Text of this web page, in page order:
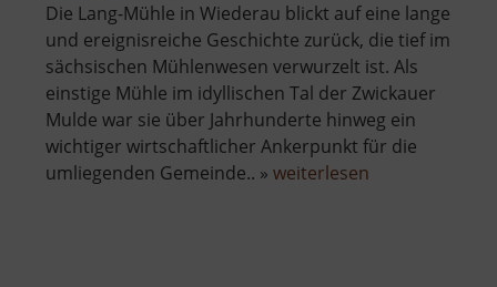
Die Lang-Mühle in Wiederau blickt auf eine lange
und ereignisreiche Geschichte zurück, die tief im
sächsischen Mühlenwesen verwurzelt ist. Als
einstige Mühle im idyllischen Tal der Zwickauer
Mulde war sie über Jahrhunderte hinweg ein
wichtiger wirtschaftlicher Ankerpunkt für die
umliegenden Gemeinde.. » weiterlesen